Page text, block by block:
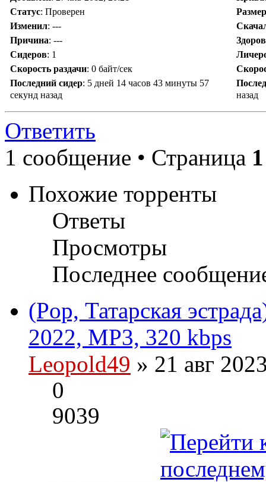
Статус: Проверен
Размер
Изменил: ---
Причина: ---
Сидеров: 1
Скорость раздачи: 0 байт/сек
Последний сидер: 5 дней 14 часов 43 минуты 57
секунд назад
назад
Ответить
1 сообщение • Страница 1
Похожие торренты
Ответы
Просмотры
Последнее
(Pop, Татарская
2022, MP3, 320 kbps
Leopold49 » 21 авг
0
9039